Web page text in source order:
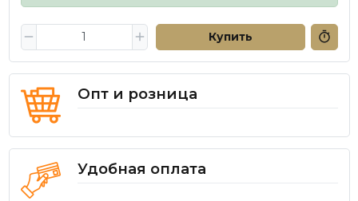
Купить
Опт и розница
Удобная оплата